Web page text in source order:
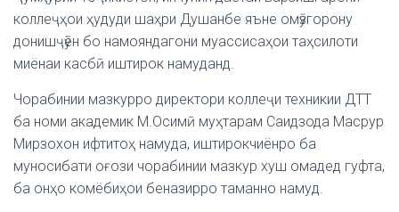
коллеҷҳои ҳудуди шаҳри Душанбе яъне омӯзгорону
донишҷӯён бо намояндагони муассисаҳои таҳсилоти
миёнаи касбӣ иштирок намуданд.
Чорабинии мазкурро директори коллеҷи техникии ДТТ
ба номи академик М.Осимӣ муҳтарам Саидзода Масрур
Мирзохон ифтитоҳ намуда, иштирокчиёнро ба
муносибати оғози чорабинии мазкур хуш омадед гуфта,
ба онҳо комёбиҳои беназирро таманно намуд.